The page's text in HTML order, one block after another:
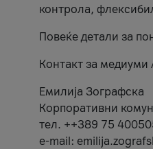
контрола,
Повеќе детали за
Контакт за медиуми
Емилија Зографска
Корпоративни
тел. ++389 75
e-mail: